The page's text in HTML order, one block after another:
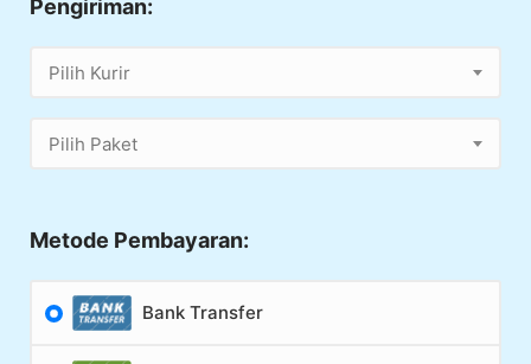
Pengiriman:
Pilih Kurir
Pilih Paket
Metode Pembayaran:
Bank Transfer